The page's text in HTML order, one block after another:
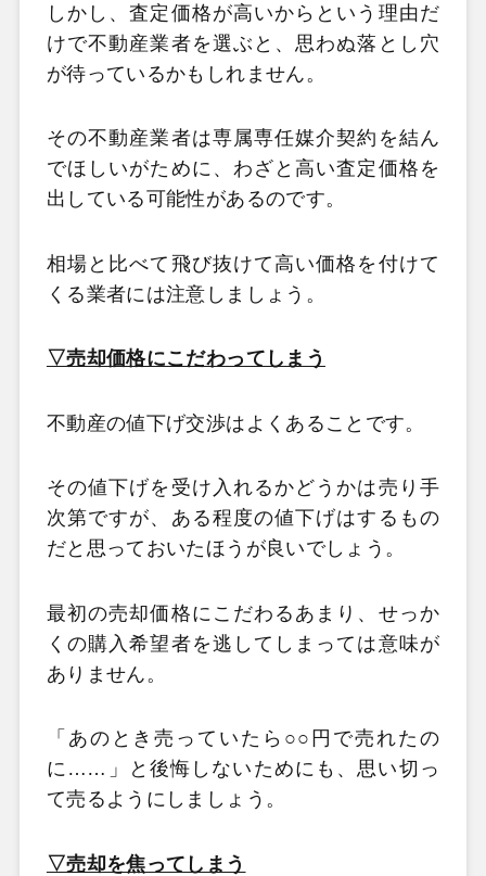
しかし、査定価格が高いからという理由だ
けで不動産業者を選ぶと、思わぬ落とし穴
が待っているかもしれません。
その不動産業者は専属専任媒介契約を結ん
でほしいがために、わざと高い査定価格を
出している可能性があるのです。
相場と比べて飛び抜けて高い価格を付けて
くる業者には注意しましょう。
▽売却価格にこだわってしまう
不動産の値下げ交渉はよくあることです。
その値下げを受け入れるかどうかは売り手
次第ですが、ある程度の値下げはするもの
だと思っておいたほうが良いでしょう。
最初の売却価格にこだわるあまり、せっか
くの購入希望者を逃してしまっては意味が
ありません。
「あのとき売っていたら○○円で売れたの
に……」と後悔しないためにも、思い切っ
て売るようにしましょう。
▽売却を焦ってしまう